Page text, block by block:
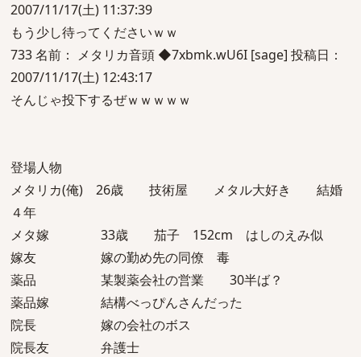
2007/11/17(土) 11:37:39
もう少し待ってくださいｗｗ
733 名前： メタリカ音頭 ◆7xbmk.wU6I [sage] 投稿日：
2007/11/17(土) 12:43:17
そんじゃ投下するぜｗｗｗｗｗ
登場人物
メタリカ(俺) 26歳 技術屋 メタル大好き 結婚
４年
メタ嫁 33歳 茄子 152cm はしのえみ似
嫁友 嫁の勤め先の同僚 毒
薬品 某製薬会社の営業 30半ば？
薬品嫁 結構べっぴんさんだった
院長 嫁の会社のボス
院長友 弁護士